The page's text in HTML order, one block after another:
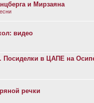
и Мирзаяна
видео
Посиделки в ЦАПЕ на
речки